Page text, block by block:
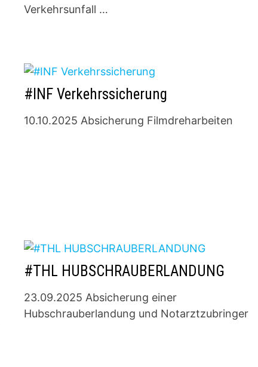
Verkehrsunfall …
#INF Verkehrssicherung
10.10.2025 Absicherung Filmdreharbeiten
#THL HUBSCHRAUBERLANDUNG
23.09.2025 Absicherung einer
Hubschrauberlandung und Notarztzubringer